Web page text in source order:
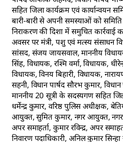
सहित जिला कार्यक्रम एवं कार्यान्वयन
बारी-बारी से अपनी समस्याओं को
निराकरण की दिशा में समुचित कार्रवाई
अवसर पर मंत्री, पशु एवं मत्स्य संसाधन
सांसद, संजय जायसवाल, माननीय
सिंह, विधायक, रश्मि वर्मा, विधायक,
विधायक, विनय बिहारी, विधायक,
सहनी, विधान पार्षद सौरभ कुमार,
माननीय 20 सूत्री के सदस्यगण सहित
धर्मेन्द्र कुमार, वरिष्ठ पुलिस अधीक्षक,
आयुक्त, सुमित कुमार, नगर आयुक्त, नगर
अपर समाहर्ता, कुमार रविन्द्र, अपर
निवारण पदाधिकारी, अनिल कुमार